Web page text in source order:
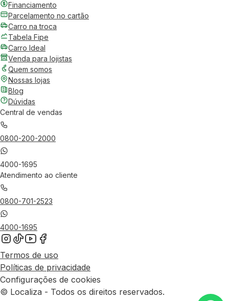
Financiamento
Parcelamento no cartão
Carro na troca
Tabela Fipe
Carro Ideal
Venda para lojistas
Quem somos
Nossas lojas
Blog
Dúvidas
Central de vendas
0800-200-2000
4000-1695
Atendimento ao cliente
0800-701-2523
4000-1695
Termos de uso
Políticas de privacidade
Configurações de cookies
© Localiza - Todos os direitos reservados.